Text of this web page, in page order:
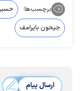
برچسب‌ها:
جیحون بایرامف
ارسال پیام